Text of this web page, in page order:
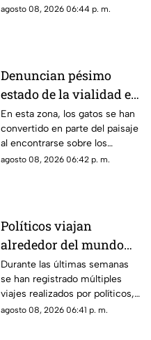
una llanta como señalamiento
agosto 08, 2026 06:44 p. m.
Denuncian pésimo
estado de la vialidad en
Privada Pedrera y
Barrancones
En esta zona, los gatos se han
convertido en parte del paisaje
al encontrarse sobre los
techos y las puertas de las
agosto 08, 2026 06:42 p. m.
Políticos viajan
alrededor del mundo
sin ninguna
preocupación
Durante las últimas semanas
se han registrado múltiples
viajes realizados por políticos,
sin que hasta el momento
agosto 08, 2026 06:41 p. m.